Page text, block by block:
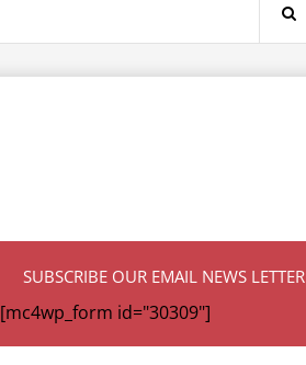
SUBSCRIBE OUR EMAIL NEWS LETTER
[mc4wp_form id="30309"]